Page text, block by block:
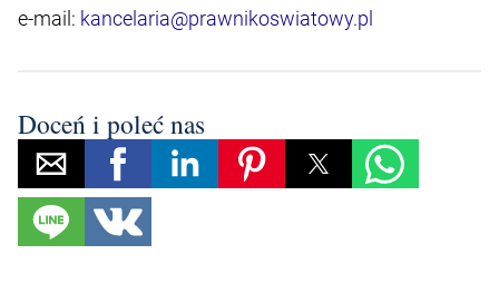
e-mail: kancelaria@prawnikoswiatowy.pl
Doceń i poleć nas